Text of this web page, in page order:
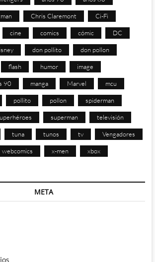
Chris Claremont Ci-Fi
cine comics cómic DC
don pollito don pollon
flash humor image
90 manga Marvel mcu
pollito pollon spiderman
superman televisión
tuna tunos tv Vengadores
webcomics x-men xbox
META